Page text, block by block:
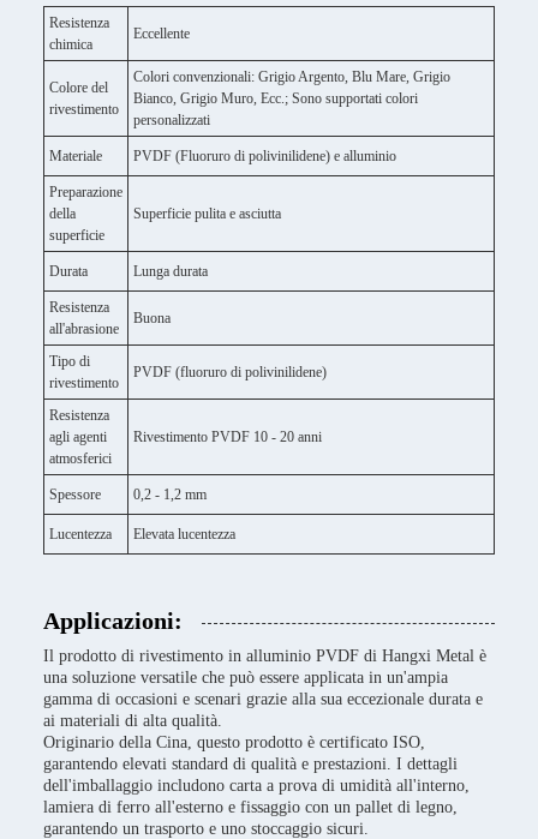
Resistenza
chimica
Eccellente
Colore del
rivestimento
Colori convenzionali: Grigio Argento, Blu Mare, Grigio
Bianco, Grigio Muro, Ecc.; Sono supportati colori
personalizzati
Materiale PVDF (Fluoruro di polivinilidene) e alluminio
Preparazione
della
superficie
Superficie pulita e asciutta
Durata Lunga durata
Resistenza
all'abrasione
Buona
Tipo di
rivestimento
PVDF (fluoruro di polivinilidene)
Resistenza
agli agenti
atmosferici
Rivestimento PVDF 10 - 20 anni
Spessore 0,2 - 1,2 mm
Lucentezza Elevata lucentezza
Applicazioni:
Il prodotto di rivestimento in alluminio PVDF di Hangxi Metal è
una soluzione versatile che può essere applicata in un'ampia
gamma di occasioni e scenari grazie alla sua eccezionale durata e
ai materiali di alta qualità.
Originario della Cina, questo prodotto è certificato ISO,
garantendo elevati standard di qualità e prestazioni. I dettagli
dell'imballaggio includono carta a prova di umidità all'interno,
lamiera di ferro all'esterno e fissaggio con un pallet di legno,
garantendo un trasporto e uno stoccaggio sicuri.